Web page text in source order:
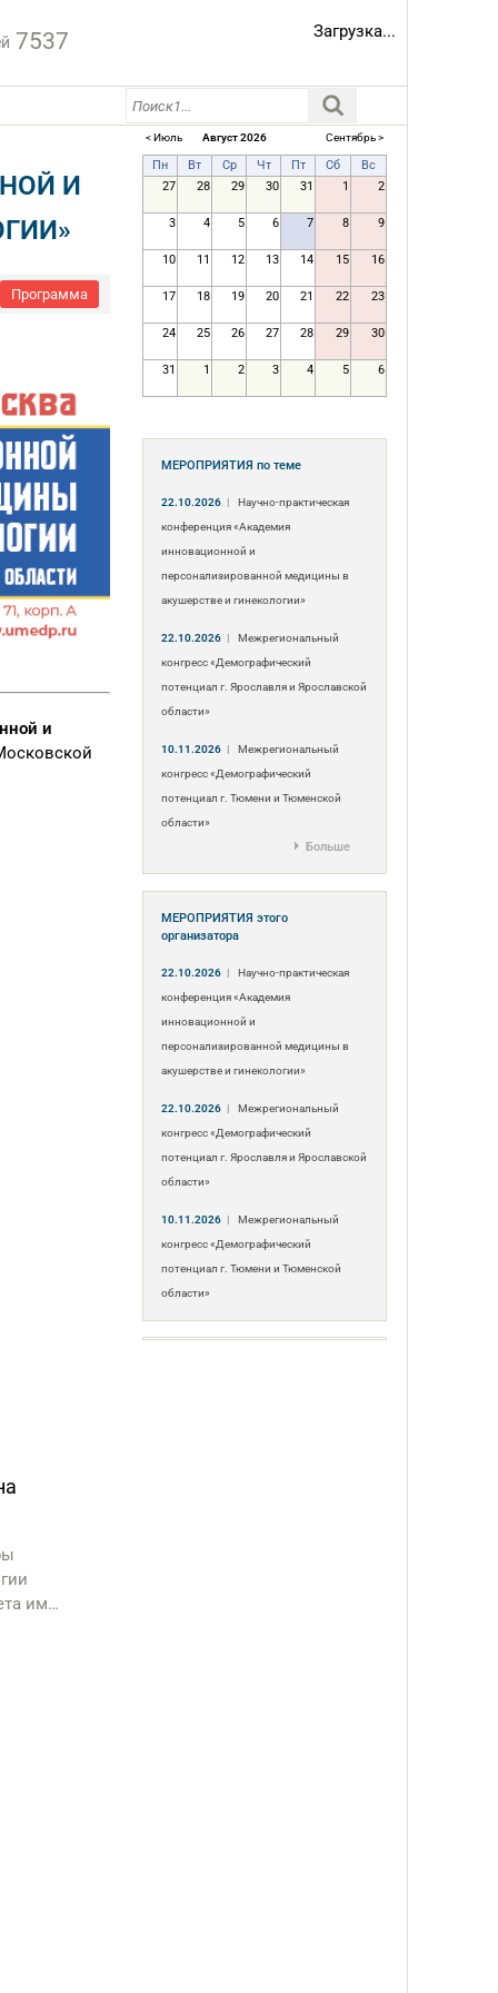
7537 Загрузка...
И
Программа
и
им.
< Июль Август 2026 Сентябрь >
Пн Вт Ср Чт Пт Сб
Вс
27
28 29 30 31 1 2
3 4 5 6 7 8 9
10 11 12 13 14 15 16
17 18 19 20 21 22 23
24 25 26 27 28 29 30
31 1 2 3 4 5 6
МЕРОПРИЯТИЯ по теме
22.10.2026 |
Научно-практическая
конференция «Академия
инновационной и
персонализированной медицины в
акушерстве и гинекологии»
22.10.2026 |
Межрегиональный
конгресс «Демографический
потенциал г. Ярославля и Ярославской
области»
10.11.2026 |
Межрегиональный
конгресс «Демографический
потенциал г. Тюмени и Тюменской
области»
Больше
МЕРОПРИЯТИЯ этого
организатора
22.10.2026 |
Научно-практическая
конференция «Академия
инновационной и
персонализированной медицины в
акушерстве и гинекологии»
22.10.2026 |
Межрегиональный
конгресс «Демографический
потенциал г. Ярославля и Ярославской
области»
10.11.2026 |
Межрегиональный
конгресс «Демографический
потенциал г. Тюмени и Тюменской
области»